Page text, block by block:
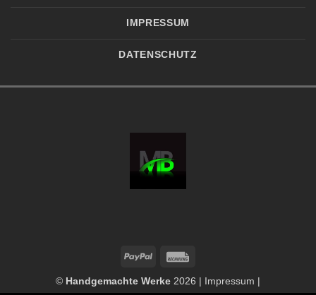
IMPRESSUM
DATENSCHUTZ
PayPal
© Handgemachte Werke 2026 | Impressum |